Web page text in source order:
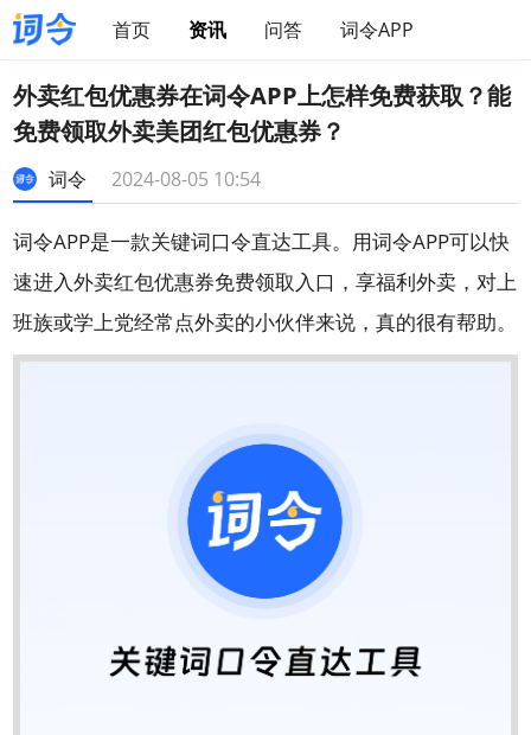
首页 资讯 问答 词令APP
外卖红包优惠券在词令APP上怎样免费获取？能
免费领取外卖美团红包优惠券？
词令 2024-08-05 10:54
词令APP是一款关键词口令直达工具。用词令APP可以快
速进入外卖红包优惠券免费领取入口，享福利外卖，对上
班族或学上党经常点外卖的小伙伴来说，真的很有帮助。